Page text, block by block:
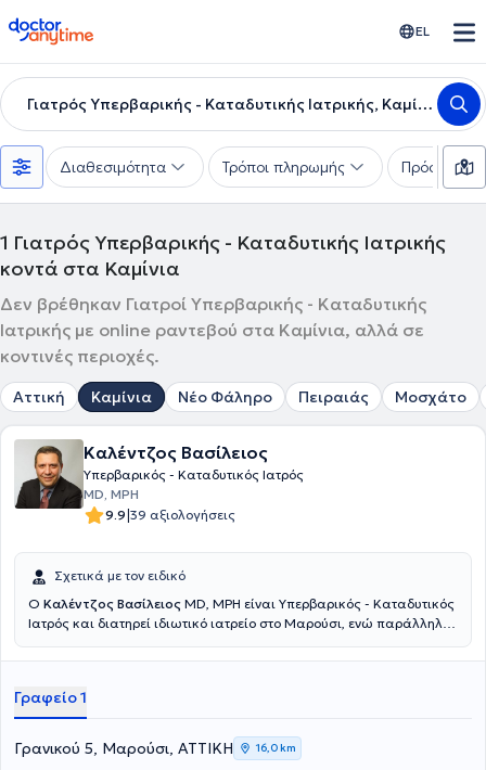
doctoranytime EL
Γιατρός Υπερβαρικής - Καταδυτικής Ιατρικής, Καμίνια
Διαθεσιμότητα Τρόποι πληρωμής Πρόσθετα
1 Γιατρός Υπερβαρικής - Καταδυτικής Ιατρικής
κοντά στα Καμίνια
Δεν βρέθηκαν Γιατροί Υπερβαρικής - Καταδυτικής
Ιατρικής με online ραντεβού στα Καμίνια, αλλά σε
κοντινές περιοχές.
Αττική Καμίνια Νέο Φάληρο Πειραιάς Μοσχάτο
Καλέντζος Βασίλειος
Υπερβαρικός - Καταδυτικός Ιατρός
MD, MPH
9.9|39 αξιολογήσεις
Σχετικά με τον ειδικό
Ο Καλέντζος Βασίλειος MD, MPH είναι Υπερβαρικός - Καταδυτικός
Ιατρός και διατηρεί ιδιωτικό ιατρείο στο Μαρούσι, ενώ παράλληλα
Ιατρικής του Ναυτικού Νοσοκομείου Αθηνών. Εισήλθε στη
Ιατρική Σχολή του Αριστοτελείου Πανεπιστημίου Θεσσαλονίκης,
ανήκοντας στις τάξεις του Πολεμικού Ναυτικού. Απέκτησε την
ειδικότητά του κατόπιν κυκλικής εκπαίδευσης στο Ναυτικό
Νοσοκομείο Αθηνών και στο Wolfson Hyperbaric Medicine Unit -
Γραφείο 1
Γρανικού 5, Μαρούσι, ΑΤΤΙΚΗ 16,0 km